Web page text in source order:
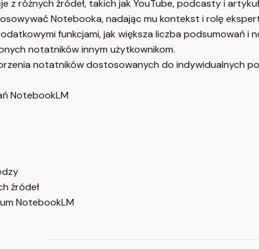
z różnych źródeł, takich jak YouTube, podcasty i
Notebooka, nadając mu kontekst i rolę
funkcjami, jak większa liczba podsumowań i
notatników innym użytkownikom.
notatników dostosowanych do indywidualnych
NotebookLM
źródeł
NotebookLM